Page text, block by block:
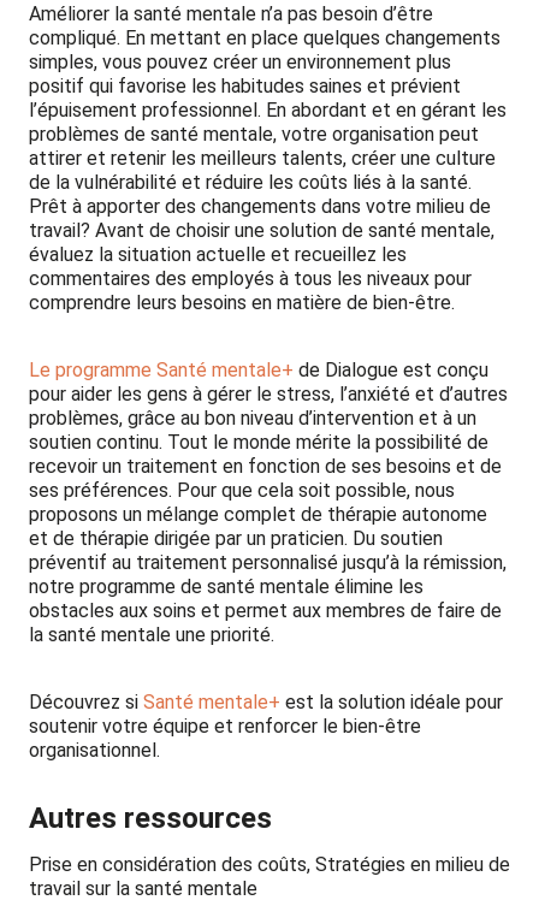
Améliorer la santé mentale n’a pas besoin d’être
compliqué. En mettant en place quelques changements
simples, vous pouvez créer un environnement plus
positif qui favorise les habitudes saines et prévient
l’épuisement professionnel. En abordant et en gérant les
problèmes de santé mentale, votre organisation peut
attirer et retenir les meilleurs talents, créer une culture
de la vulnérabilité et réduire les coûts liés à la santé.
Prêt à apporter des changements dans votre milieu de
travail? Avant de choisir une solution de santé mentale,
évaluez la situation actuelle et recueillez les
commentaires des employés à tous les niveaux pour
comprendre leurs besoins en matière de bien-être.
Le programme Santé mentale+ de Dialogue est conçu
pour aider les gens à gérer le stress, l’anxiété et d’autres
problèmes, grâce au bon niveau d’intervention et à un
soutien continu. Tout le monde mérite la possibilité de
recevoir un traitement en fonction de ses besoins et de
ses préférences. Pour que cela soit possible, nous
proposons un mélange complet de thérapie autonome
et de thérapie dirigée par un praticien. Du soutien
préventif au traitement personnalisé jusqu’à la rémission,
notre programme de santé mentale élimine les
obstacles aux soins et permet aux membres de faire de
la santé mentale une priorité.
Découvrez si Santé mentale+ est la solution idéale pour
soutenir votre équipe et renforcer le bien-être
organisationnel.
Autres ressources
Prise en considération des coûts, Stratégies en milieu de
travail sur la santé mentale